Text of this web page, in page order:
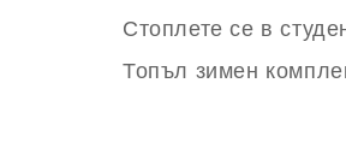
Стоплете се в ст
Топъл зимен